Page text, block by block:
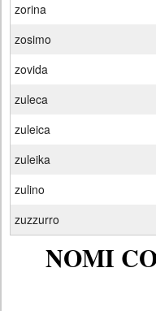
zorina
zosimo
zovida
zuleca
zuleica
zuleika
zulino
zuzzurro
NOMI